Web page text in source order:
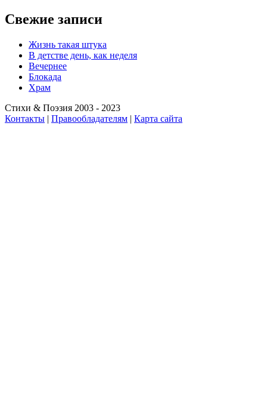
Свежие записи
Жизнь такая штука
В детстве день, как неделя
Вечернее
Блокада
Храм
Стихи & Поэзия 2003 - 2023
Контакты | Правообладателям | Карта сайта